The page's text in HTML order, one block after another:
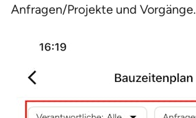
Anfragen/Projekte und Vorgänge.